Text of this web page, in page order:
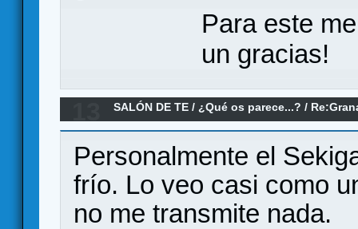
Para este
un gracias!
SALÓN DE TE / ¿Qué os parece...? /
Personalmente el
frío. Lo veo casi como
no me transmite nada.